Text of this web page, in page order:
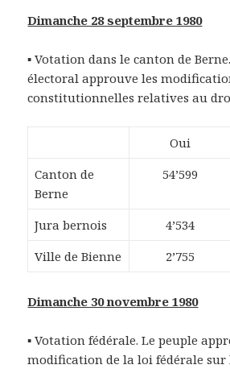
Dimanche 28 septembre 1980
▪ Votation dans le canton de
électoral approuve les
constitutionnelles relatives au
Oui
Canton de
Berne
54’599
Jura bernois 4’534
Ville de Bienne
2’755
Dimanche 30 novembre 1980
▪ Votation fédérale. Le peuple
modification de la loi fédérale